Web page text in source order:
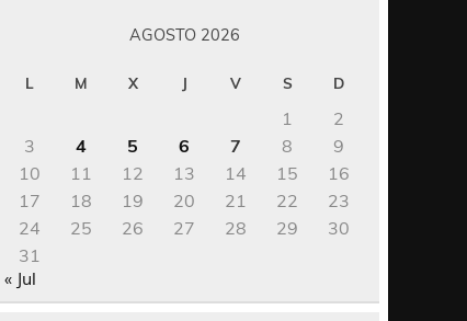
AGOSTO 2026
L M X J V S D
1
2
3
4 5 6 7 8
9
10
11 12 13 14 15
16
17
18 19 20 21 22
23
24
25 26 27 28 29
30
31
« Jul